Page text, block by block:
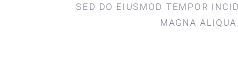
SED DO EIUSMOD TEMPOR
MAGNA